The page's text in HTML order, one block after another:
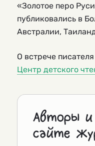
«Золотое перо
публиковались в
Австралии,
О встрече
Центр детского
Авторы
сайте